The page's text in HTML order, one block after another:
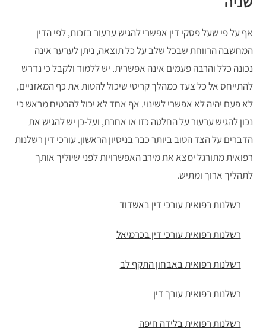
אף על פי שעל פסקי דין אפשרי להגיש ערעור בזכות, לפי הדין
המחשבה הרווחת שבכל שלב על כל תוצאה, ניתן לערער אינה
נכונה כלל והרבה פעמים אינה אפשרית. יש ללמוד ולקבל כי נדרש
להתייחס אל כל צעד כמהלך קריטי שיכול להטות את כף המאזניים,
לא פעם יהיה לא אפשרי לשינוי. אף אחד לא יכול להבטיח מראש כי
נכון להגיש ערעור על החלטה כזו או אחרת, ועל-כן יש להגיש את
הדברים על הצד הטוב ביותר כבר בניסיון הראשון. עורכי דין רשלנות
רפואית מתורגל ימצא את מירב האפשרויות לפני שיוליך אותך
לתהליך ארוך ומתיש.
רשלנות רפואית עורכי דין באשדוד
רשלנות רפואית עורכי דין בכרמיאל
רשלנות רפואית באבחון התקף לב
רשלנות רפואית עורך דין
רשלנות רפואית בלידה חיפה